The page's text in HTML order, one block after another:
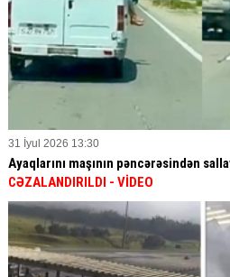
31 İyul 2026 13:30
Ayaqlarını maşının pəncərəsindən
CƏZALANDIRILDI - VİDEO